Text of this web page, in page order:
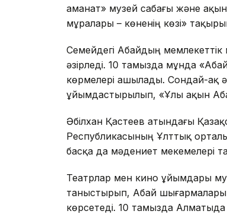
аманат» музей сабағы және
мұралары – көненің көзі»
Семейдегі Абайдың
әзірледі. 10 тамызда мұнда
көрмелері ашылады. Сондай-ақ
ұйымдастырылып, «Ұлы ақын
Әбілхан Қастеев атындағы
Республикасының Ұлттық
басқа да мәдениет мекемелері
Театрлар мен кино ұйымдары
таныстырып, Абай шығармалары
көрсетеді. 10 тамызда